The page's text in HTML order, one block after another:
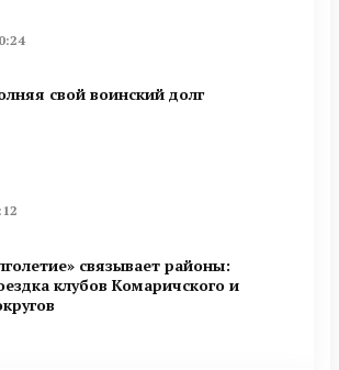
свой воинский долг
связывает районы:
клубов Комаричского и